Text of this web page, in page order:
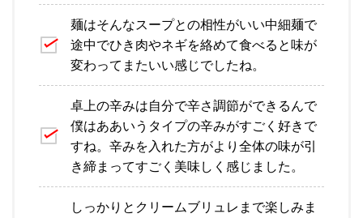
麺はそんなスープとの相性がいい中細麺で
途中でひき肉やネギを絡めて食べると味が
変わってまたいい感じでしたね。
卓上の辛みは自分で辛さ調節ができるんで
僕はああいうタイプの辛みがすごく好きで
すね。辛みを入れた方がより全体の味が引
き締まってすごく美味しく感じました。
しっかりとクリームブリュレまで楽しみま